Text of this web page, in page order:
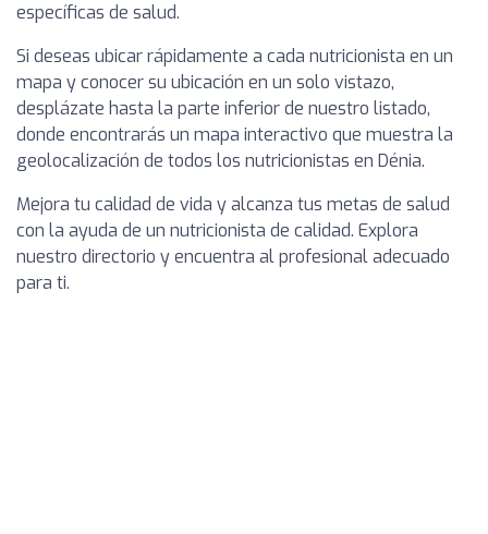
específicas de salud.
Si deseas ubicar rápidamente a cada nutricionista en un
mapa y conocer su ubicación en un solo vistazo,
desplázate hasta la parte inferior de nuestro listado,
donde encontrarás un mapa interactivo que muestra la
geolocalización de todos los nutricionistas en Dénia.
Mejora tu calidad de vida y alcanza tus metas de salud
con la ayuda de un nutricionista de calidad. Explora
nuestro directorio y encuentra al profesional adecuado
para ti.